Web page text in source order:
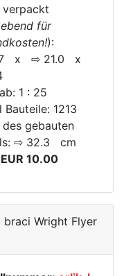
verpackt
für
):
x ⇨ 21.0 x
1 : 25
Bauteile: 1213
des gebauten
⇨ 32.3 cm
10.00
Wright Flyer